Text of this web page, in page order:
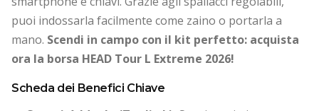
puoi indossarla facilmente come zaino o portarla a
mano. Scendi in campo con il kit perfetto: acquista
ora la borsa HEAD Tour L Extreme 2026!
Scheda dei Benefici Chiave